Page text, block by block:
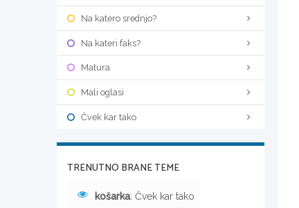
Na katero srednjo?
Na kateri faks?
Matura
Mali oglasi
Čvek kar tako
TRENUTNO BRANE TEME
košarka: Čvek kar tako